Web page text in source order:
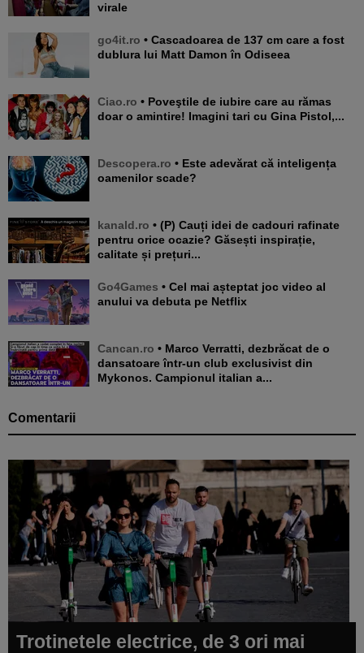
virale
go4it.ro • Cascadoarea de 137 cm care a fost
dublura lui Matt Damon în Odiseea
Ciao.ro • Poveştile de iubire care au rămas
doar o amintire! Imagini tari cu Gina Pistol,...
Descopera.ro • Este adevărat că inteligența
oamenilor scade?
kanald.ro • (P) Cauți idei de cadouri rafinate
pentru orice ocazie? Găsești inspirație,
calitate și prețuri...
Go4Games • Cel mai așteptat joc video al
anului va debuta pe Netflix
Cancan.ro • Marco Verratti, dezbrăcat de o
dansatoare într-un club exclusivist din
Mykonos. Campionul italian a...
Comentarii
Trotinetele electrice, de 3 ori mai